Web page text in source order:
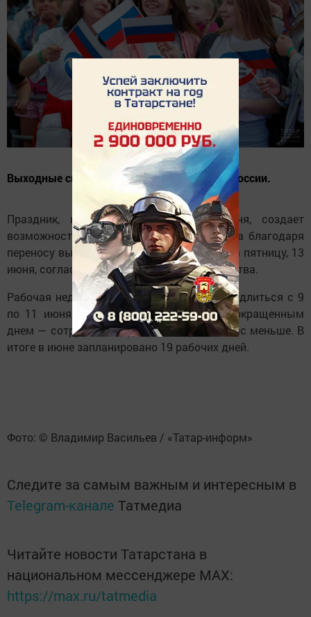
Выходные связаны с празднованием Дня России.
Праздник, который отмечается 12 июня, создает
возможность для дополнительного отдыха благодаря
переносу выходного с субботы, 8 марта, на пятницу, 13
июня, согласно постановлению правительства.
Рабочая неделя перед праздниками будет длиться с 9
по 11 июня, при этом 11 июня станет сокращенным
днем — сотрудники отработают на один час меньше. В
итоге в июне запланировано 19 рабочих дней.
Фото: © Владимир Васильев / «Татар-информ»
Следите за самым важным и интересным в
Telegram-канале Татмедиа
Читайте новости Татарстана в
национальном мессенджере MАХ:
https://max.ru/tatmedia